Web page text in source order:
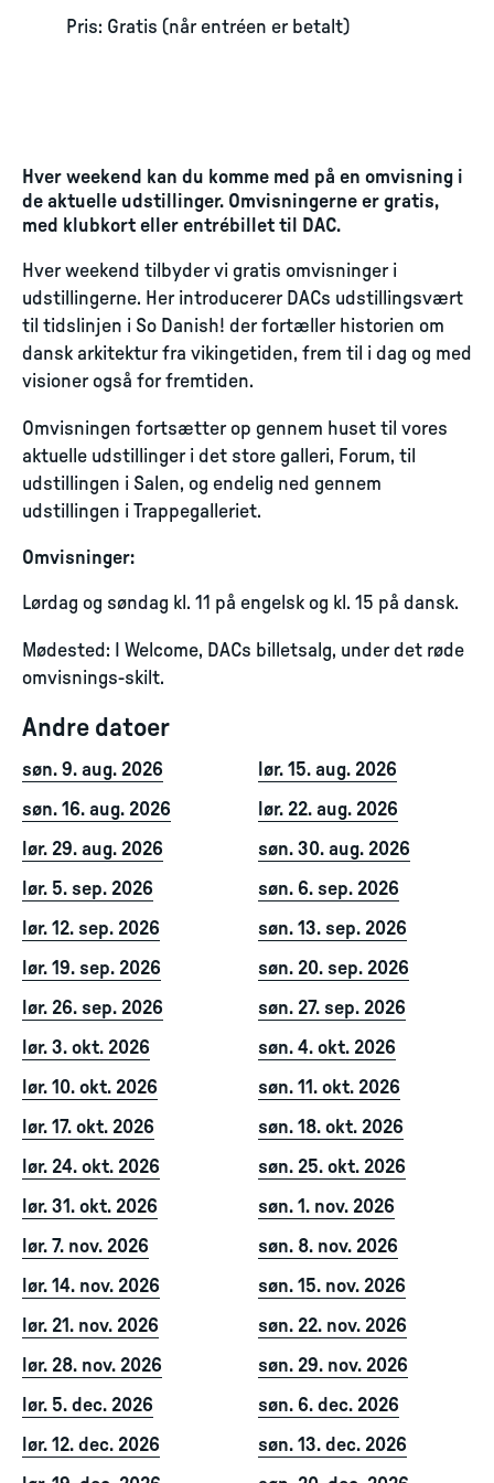
Pris: Gratis (når entréen er betalt)
Hver weekend kan du komme med på en omvisning i
de aktuelle udstillinger. Omvisningerne er gratis,
med klubkort eller entrébillet til DAC.
Hver weekend tilbyder vi gratis omvisninger i
udstillingerne. Her introducerer DACs udstillingsvært
til tidslinjen i So Danish! der fortæller historien om
dansk arkitektur fra vikingetiden, frem til i dag og med
visioner også for fremtiden.
Omvisningen fortsætter op gennem huset til vores
aktuelle udstillinger i det store galleri, Forum, til
udstillingen i Salen, og endelig ned gennem
udstillingen i Trappegalleriet.
Omvisninger:
Lørdag og søndag kl. 11 på engelsk og kl. 15 på dansk.
Mødested: I Welcome, DACs billetsalg, under det røde
omvisnings-skilt.
Andre datoer
søn. 9. aug. 2026
lør. 15. aug. 2026
søn. 16. aug. 2026
lør. 22. aug. 2026
lør. 29. aug. 2026
søn. 30. aug. 2026
lør. 5. sep. 2026
søn. 6. sep. 2026
lør. 12. sep. 2026
søn. 13. sep. 2026
lør. 19. sep. 2026
søn. 20. sep. 2026
lør. 26. sep. 2026
søn. 27. sep. 2026
lør. 3. okt. 2026
søn. 4. okt. 2026
lør. 10. okt. 2026
søn. 11. okt. 2026
lør. 17. okt. 2026
søn. 18. okt. 2026
lør. 24. okt. 2026
søn. 25. okt. 2026
lør. 31. okt. 2026
søn. 1. nov. 2026
lør. 7. nov. 2026
søn. 8. nov. 2026
lør. 14. nov. 2026
søn. 15. nov. 2026
lør. 21. nov. 2026
søn. 22. nov. 2026
lør. 28. nov. 2026
søn. 29. nov. 2026
lør. 5. dec. 2026
søn. 6. dec. 2026
lør. 12. dec. 2026
søn. 13. dec. 2026